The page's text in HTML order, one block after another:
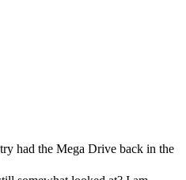
had the Mega Drive back in the